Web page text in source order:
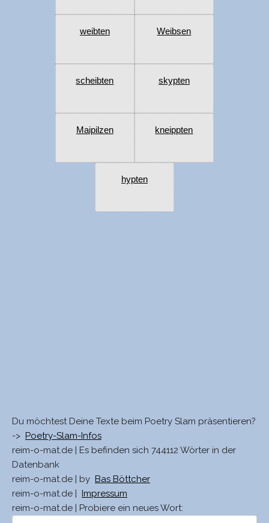
weibten Weibsen
scheibten skypten
Maipilzen kneippten
hypten
Du möchtest Deine Texte beim Poetry Slam präsentieren?
-> Poetry-Slam-Infos
reim-o-mat.de | Es befinden sich 744112 Wörter in der
Datenbank
reim-o-mat.de | by Bas Böttcher
reim-o-mat.de |
Impressum
reim-o-mat.de | Probiere ein neues Wort: